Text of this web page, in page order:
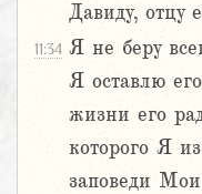
Давиду, отцу
11:34 Я не беру
Я оставлю
жизни его
которого Я
заповеди